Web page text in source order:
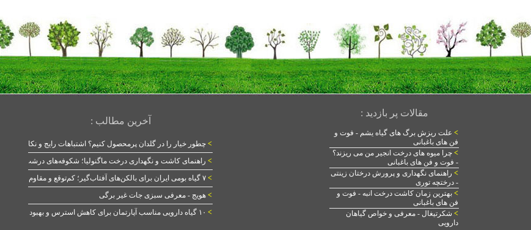
آخرین مطالب :
> چطور خیار را در گلدان پرمحصول کنیم؟ اشتباهات رایج و نکات طلایی
> راهنمای کاشت و نگهداری درخت ماگنولیا؛ شکوفه‌های درشت در بهار
> ۷ گیاه بومی ایران برای بالکن‌های آفتاب‌گیر؛ کم‌توقع و مقاوم
> هویج - معرفی سبزی جات غیر برگی
> ۱۰ گیاه دارویی مناسب آپارتمان برای کاهش استرس و بهبود خواب
مقالات پر بازدید :
> علت ریزش برگ های گیاه یشم - فوت و
فن های باغبانی
> چرا میوه های درخت انجیر من می ریزند؟
- فوت و فن های باغبانی
> راهنمای نگهداری و پرورش درختان زینتی
- درختچه توری
> بهترین زمان کاشت درخت انبه - فوت و
فن های باغبانی
> شکرتیغال - معرفی و خواص گیاهان
دارویی